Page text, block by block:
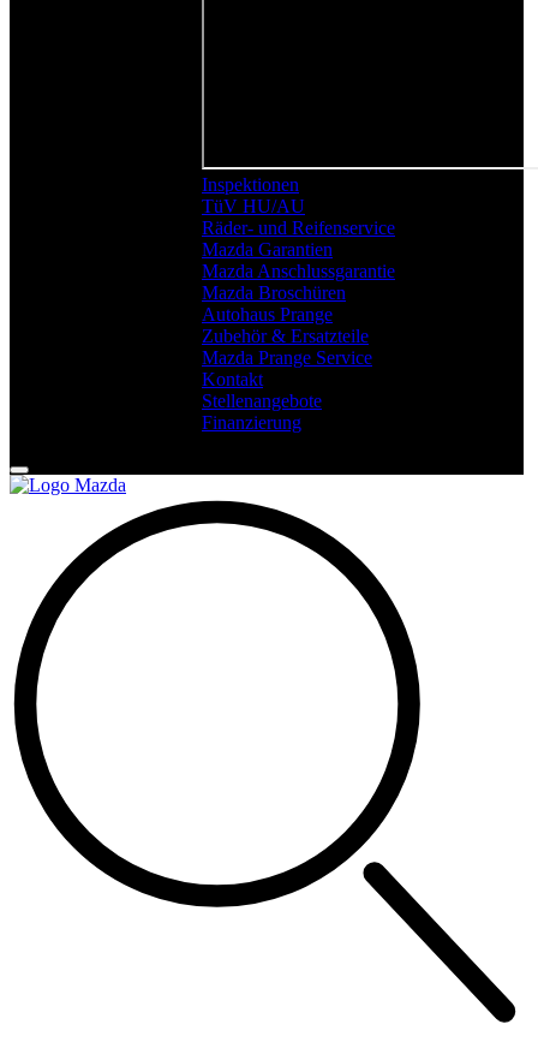
Inspektionen
TüV HU/AU
Räder- und Reifenservice
Mazda Garantien
Mazda Anschlussgarantie
Mazda Broschüren
Autohaus Prange
Zubehör & Ersatzteile
Mazda Prange Service
Kontakt
Stellenangebote
Finanzierung